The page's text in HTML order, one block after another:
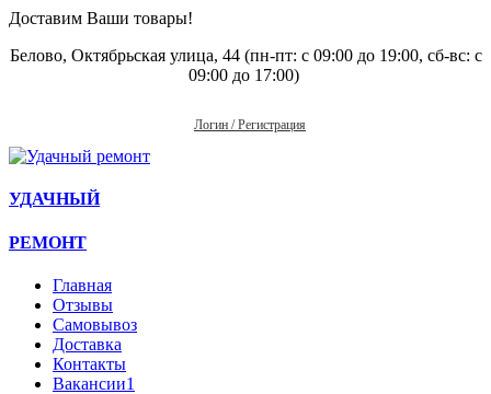
Доставим Ваши товары!
Белово, Октябрьская улица, 44 (пн-пт: с 09:00 до 19:00, сб-вс: с
09:00 до 17:00)
Логин / Регистрация
УДАЧНЫЙ
РЕМОНТ
Главная
Отзывы
Самовывоз
Доставка
Контакты
Вакансии1